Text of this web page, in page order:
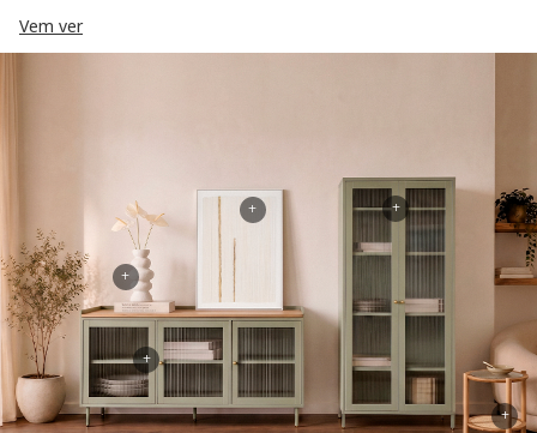
Vem ver
+
+
+
+
+